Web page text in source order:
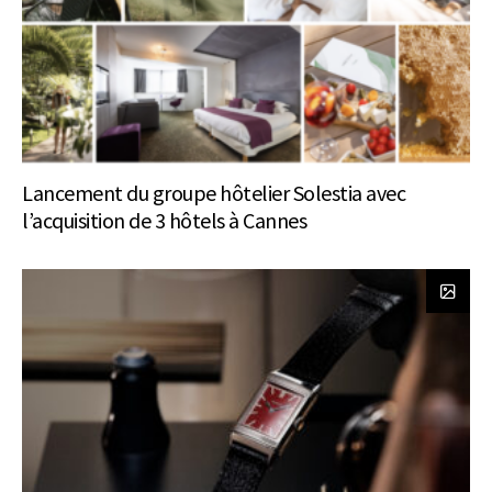
Lancement du groupe hôtelier Solestia avec
l’acquisition de 3 hôtels à Cannes